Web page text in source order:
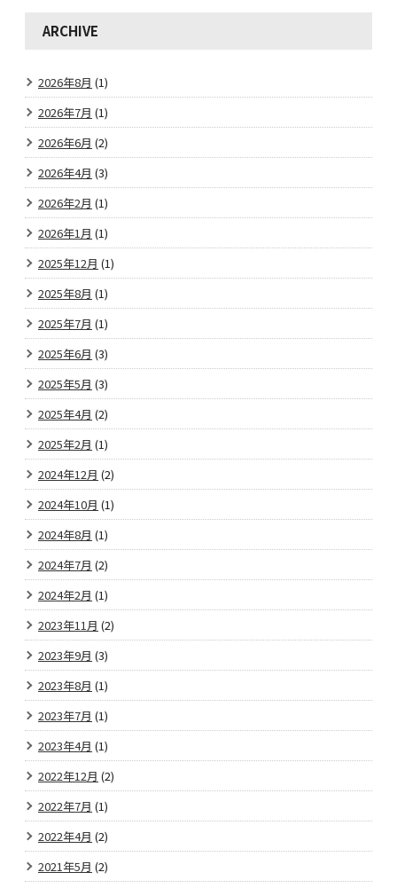
ARCHIVE
2026年8月 (1)
2026年7月 (1)
2026年6月 (2)
2026年4月 (3)
2026年2月 (1)
2026年1月 (1)
2025年12月 (1)
2025年8月 (1)
2025年7月 (1)
2025年6月 (3)
2025年5月 (3)
2025年4月 (2)
2025年2月 (1)
2024年12月 (2)
2024年10月 (1)
2024年8月 (1)
2024年7月 (2)
2024年2月 (1)
2023年11月 (2)
2023年9月 (3)
2023年8月 (1)
2023年7月 (1)
2023年4月 (1)
2022年12月 (2)
2022年7月 (1)
2022年4月 (2)
2021年5月 (2)